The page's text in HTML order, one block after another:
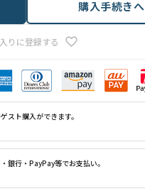
りに登録する
購入手続きへ
スト購入ができます。
銀行・PayPay等でお支払い。